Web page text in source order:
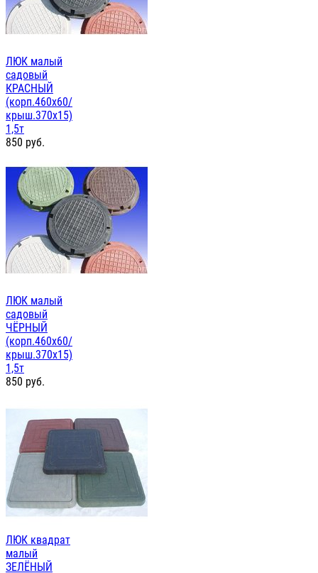
ЛЮК малый
садовый
КРАСНЫЙ
(корп.460х60/
крыш.370х15)
1,5т
850 руб.
ЛЮК малый
садовый
ЧЁРНЫЙ
(корп.460х60/
крыш.370х15)
1,5т
850 руб.
ЛЮК квадрат
малый
ЗЕЛЁНЫЙ